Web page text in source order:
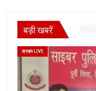
बड़ी खबरें
क्राइम LIVE